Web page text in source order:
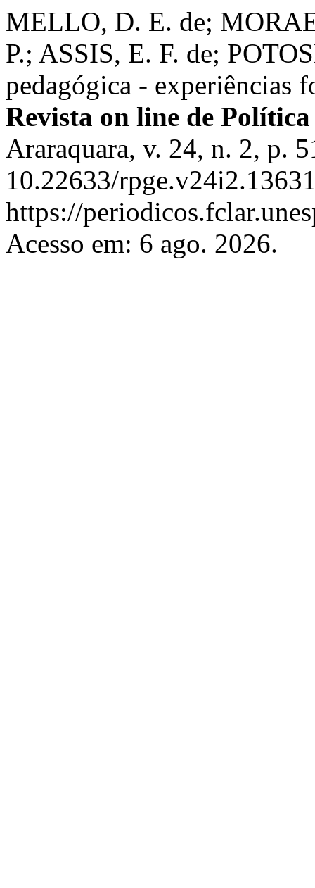
MELLO, D. E. de;
P.; ASSIS, E. F. de;
pedagógica - experiências
Revista on line de
Araraquara, v. 24, n. 2, p.
10.22633/
https://
Acesso em: 6 ago. 2026.